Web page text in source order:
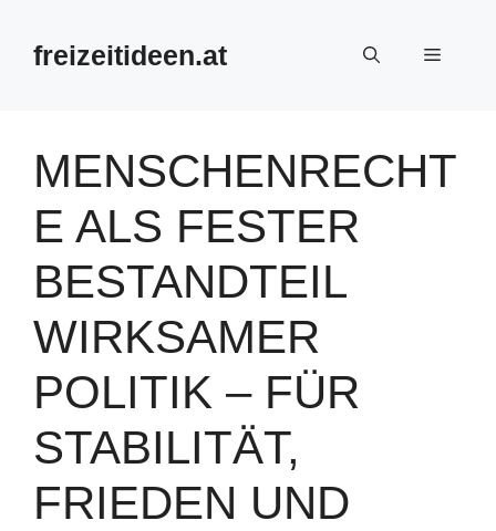
Inhalt
springenfreizeitideen.at Menü
MENSCHENRECHT
E ALS FESTER
BESTANDTEIL
WIRKSAMER
POLITIK – FÜR
STABILITÄT,
FRIEDEN UND